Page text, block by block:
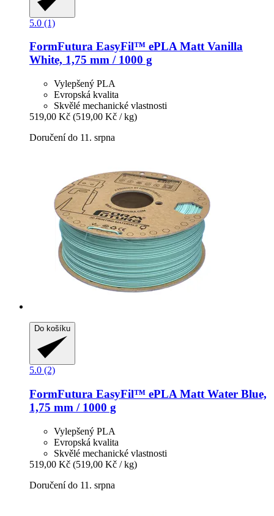
5.0 (1)
FormFutura EasyFil™ ePLA Matt Vanilla
White, 1,75 mm / 1000 g
Vylepšený PLA
Evropská kvalita
Skvělé mechanické vlastnosti
519,00 Kč (519,00 Kč / kg)
Doručení do 11. srpna
Do košíku
5.0 (2)
FormFutura EasyFil™ ePLA Matt Water Blue,
1,75 mm / 1000 g
Vylepšený PLA
Evropská kvalita
Skvělé mechanické vlastnosti
519,00 Kč (519,00 Kč / kg)
Doručení do 11. srpna